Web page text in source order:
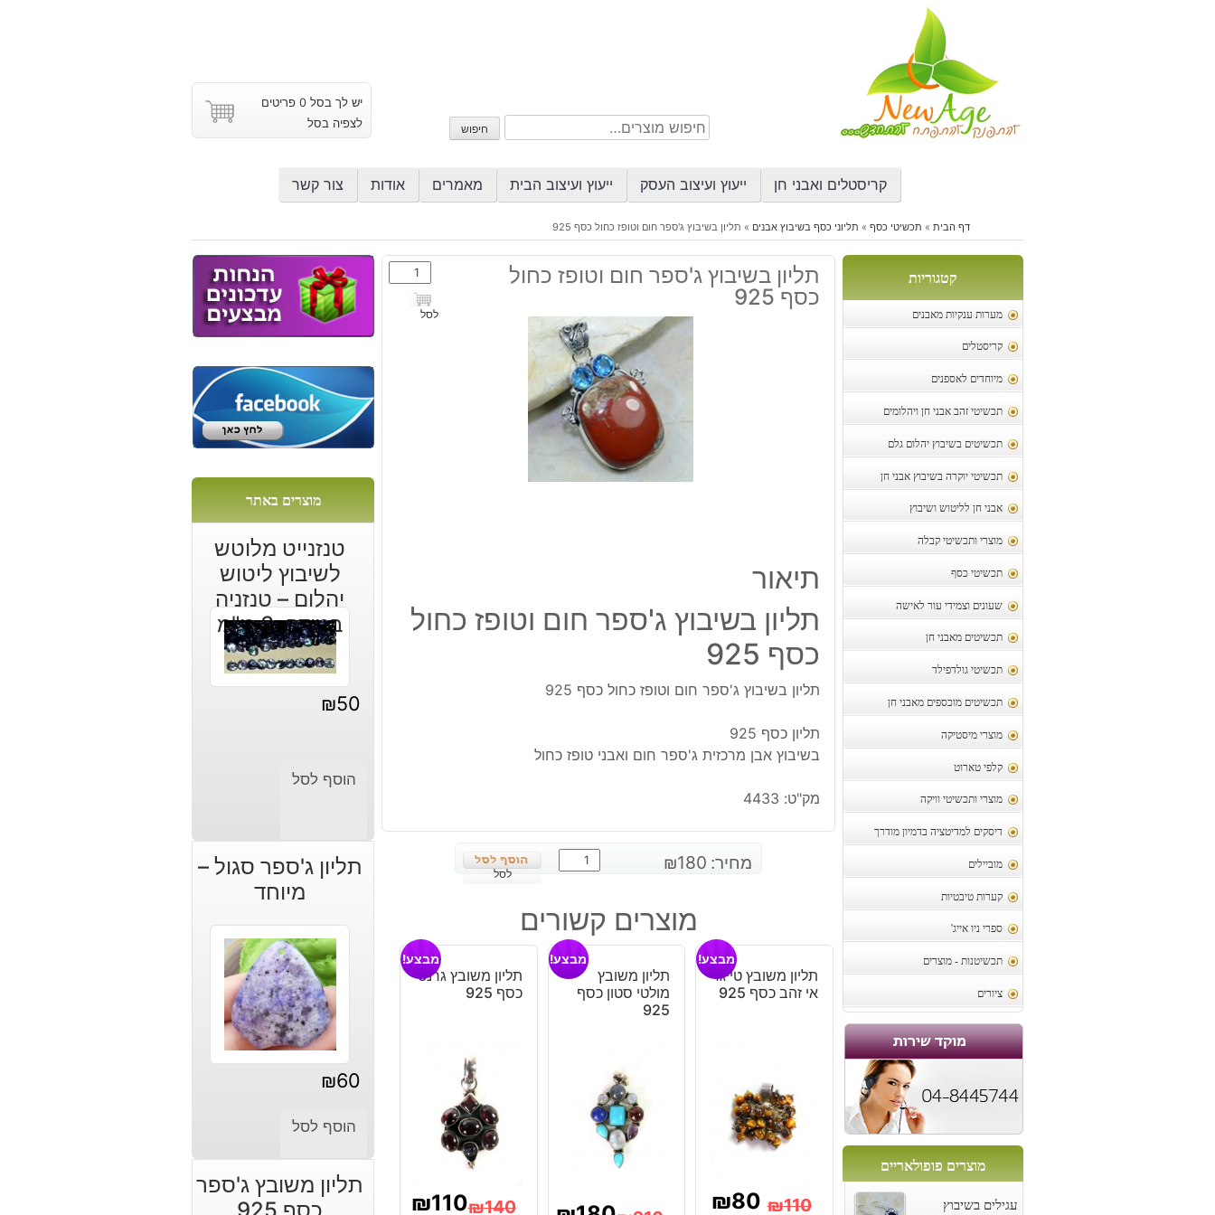
חיפוש
עבור:
חיפוש
יש לך בסל 0 פריטים
לצפיה בסל
קריסטלים ואבני חן ייעוץ ועיצוב העסק ייעוץ ועיצוב הבית מאמרים אודות צור קשר
דף הבית » תכשיטי כסף » תליוני כסף בשיבוץ אבנים » תליון בשיבוץ ג'ספר חום וטופז כחול כסף 925
קטגוריות
מערות ענקיות מאבנים
קריסטלים
מיוחדים לאספנים
תכשיטי זהב אבני חן ויהלומים
תכשיטים בשיבוץ יהלום גלם
תכשיטי יוקרה בשיבוץ אבני חן
אבני חן לליטוש ושיבוץ
מוצרי ותכשיטי קבלה
תכשיטי כסף
שעונים וצמידי עור לאישה
תכשיטים מאבני חן
תכשיטי גולדפילד
תכשיטים מוכספים מאבני חן
מוצרי מיסטיקה
קלפי טארוט
מוצרי ותכשיטי וויקה
דיסקים למדיטציה בדמיון מודרך
מוביילים
קערות טיבטיות
ספרי ניו אייג'
תכשיטנות - מוצרים
ציורים
מוצרים פופולאריים
עגילים בשיבוץ
תליון בשיבוץ ג'ספר חום וטופז כחול
כסף 925
כמות
של
תליון
לסל
תיאור
תליון בשיבוץ ג'ספר חום וטופז כחול
כסף 925
תליון בשיבוץ ג'ספר חום וטופז כחול כסף 925
תליון כסף 925
בשיבוץ אבן מרכזית ג'ספר חום ואבני טופז כחול
מק"ט: 4433
מחיר: ₪180
כמות
של
בשיבוץ
ג'ספר
חום
וטופז
כחול
לסל
מוצרים קשורים
תליון משובץ טייגר
אי זהב כסף 925
מבצע!
₪110
₪80
תליון משובץ
מולטי סטון כסף
925
מבצע!
תליון משובץ גרנט
כסף 925
מבצע!
₪140
₪110
מוצרים באתר
טנזנייט מלוטש
לשיבוץ ליטוש
יהלום – טנזניה
במידה: 3 מ"מ
₪50
הוסף לסל
תליון ג'ספר סגול –
מיוחד
₪60
הוסף לסל
תליון משובץ ג'ספר
כסף 925